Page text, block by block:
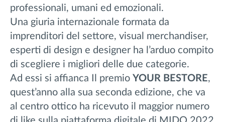
professionali, umani ed emozionali.
Una giuria internazionale formata da
imprenditori del settore, visual merchandiser,
esperti di design e designer ha l’arduo compito
di scegliere i migliori delle due categorie.
Ad essi si affianca Il premio YOUR BESTORE,
quest’anno alla sua seconda edizione, che va
al centro ottico ha ricevuto il maggior numero